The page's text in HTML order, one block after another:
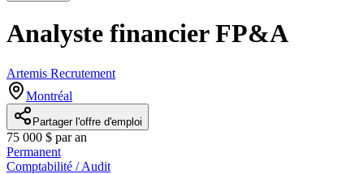
Analyste financier FP&A
Artemis Recrutement
Montréal
Partager l'offre d'emploi
75 000 $ par an
Permanent
Comptabilité / Audit